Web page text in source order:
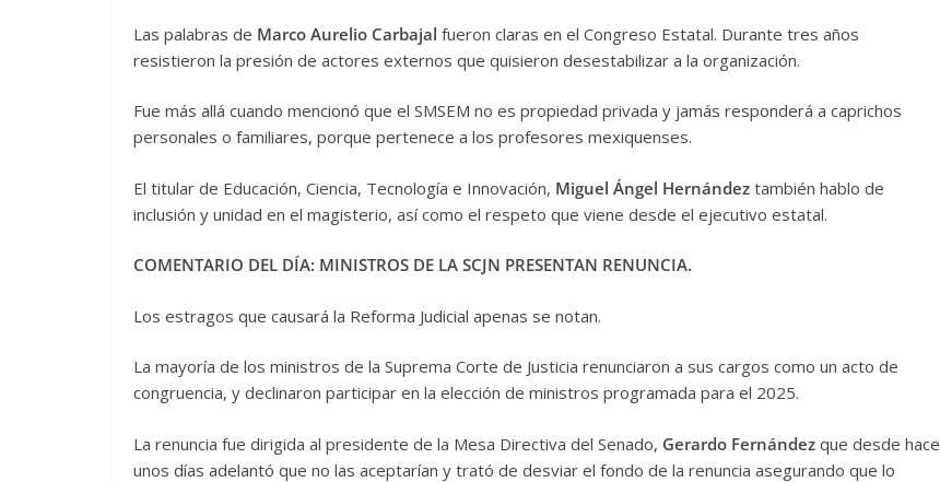
Las palabras de Marco Aurelio Carbajal fueron claras en el Congreso Estatal. Durante tres años
resistieron la presión de actores externos que quisieron desestabilizar a la organización.
Fue más allá cuando mencionó que el SMSEM no es propiedad privada y jamás responderá a caprichos
personales o familiares, porque pertenece a los profesores mexiquenses.
El titular de Educación, Ciencia, Tecnología e Innovación, Miguel Ángel Hernández también hablo de
inclusión y unidad en el magisterio, así como el respeto que viene desde el ejecutivo estatal.
COMENTARIO DEL DÍA: MINISTROS DE LA SCJN PRESENTAN RENUNCIA.
Los estragos que causará la Reforma Judicial apenas se notan.
La mayoría de los ministros de la Suprema Corte de Justicia renunciaron a sus cargos como un acto de
congruencia, y declinaron participar en la elección de ministros programada para el 2025.
La renuncia fue dirigida al presidente de la Mesa Directiva del Senado, Gerardo Fernández que desde hace
unos días adelantó que no las aceptarían y trató de desviar el fondo de la renuncia asegurando que lo